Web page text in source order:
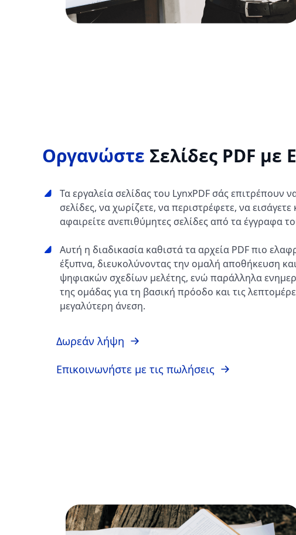
Οργανώστε Σελίδες PDF με
Τα εργαλεία σελίδας του LynxPDF σάς επιτρέπουν
σελίδες, να χωρίζετε, να περιστρέφετε, να εισάγετε
αφαιρείτε ανεπιθύμητες σελίδες από τα έγγραφα
Αυτή η διαδικασία καθιστά τα αρχεία PDF πιο
έξυπνα, διευκολύνοντας την ομαλή αποθήκευση
ψηφιακών σχεδίων μελέτης, ενώ παράλληλα
της ομάδας για τη βασική πρόοδο και τις
μεγαλύτερη άνεση.
Δωρεάν λήψη
Επικοινωνήστε με τις πωλήσεις